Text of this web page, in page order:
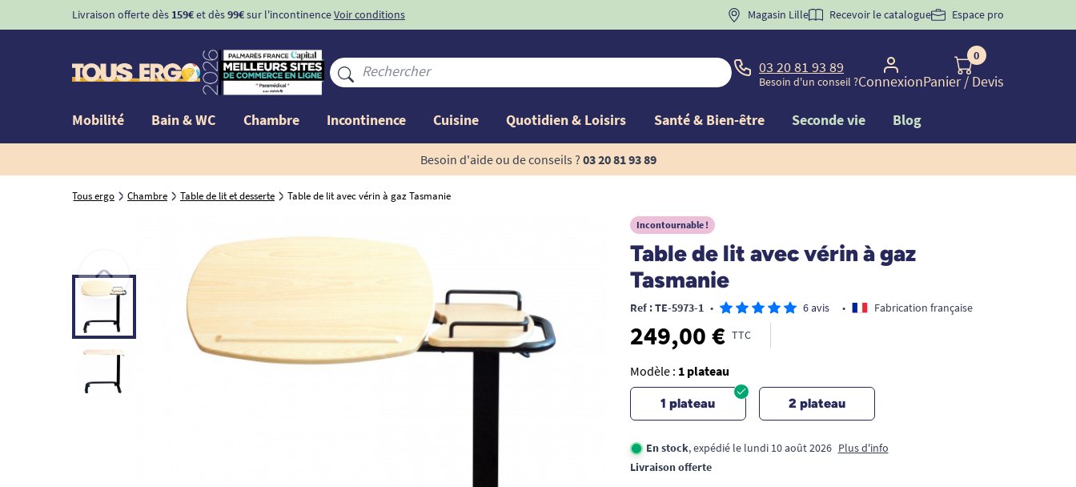
Livraison offerte dès 159€et dès99€sur l'incontinenceVoir conditions BIENVENUE" pourla 1ère commande d'incontinence
Magasin Lille Recevoir le catalogue Espace pro
03 20 81 93 89
Besoin d'un conseil ?Connexion
0
Panier/ Devis
Mobilité Bain & WC Chambre Incontinence Cuisine Quotidien & Loisirs Santé & Bien-être Seconde vie Blog
Besoin d'aide ou de conseils ? 03 20 81 93 89
Tous ergo Chambre Table de lit et desserte Table de lit avec vérin à gaz Tasmanie
Incontournable !
Table de lit avec vérin à gaz
Tasmanie
Ref : TE-5973-1 • 6 avis • Fabrication française
249,00 € TTC
Modèle : 1 plateau
1 plateau 2 plateau
En stock, expédié le lundi 10 août 2026 Plus d'info
Livraison offerte